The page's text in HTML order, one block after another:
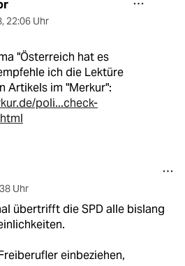
, 22:06 Uhr
"Österreich hat es
ich die Lektüre
Artikels im "Merkur":
poli...check-
Uhr
übertrifft die SPD alle bislang
einbeziehen,